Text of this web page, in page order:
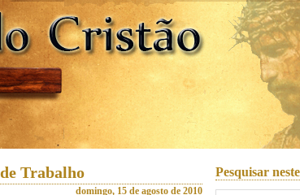
Trabalho
domingo, 15 de agosto de 2010
Pesquisar